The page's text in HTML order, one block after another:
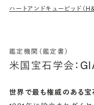
ハートアンドキューピッド（
鑑定機関（鑑定書）
米国宝石学会：
世界で最も権威のある